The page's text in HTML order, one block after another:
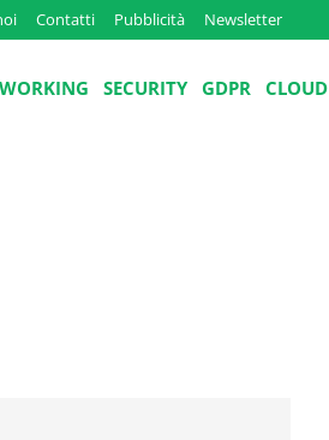
Contatti Pubblicità Newsletter
SECURITY GDPR CLOUD